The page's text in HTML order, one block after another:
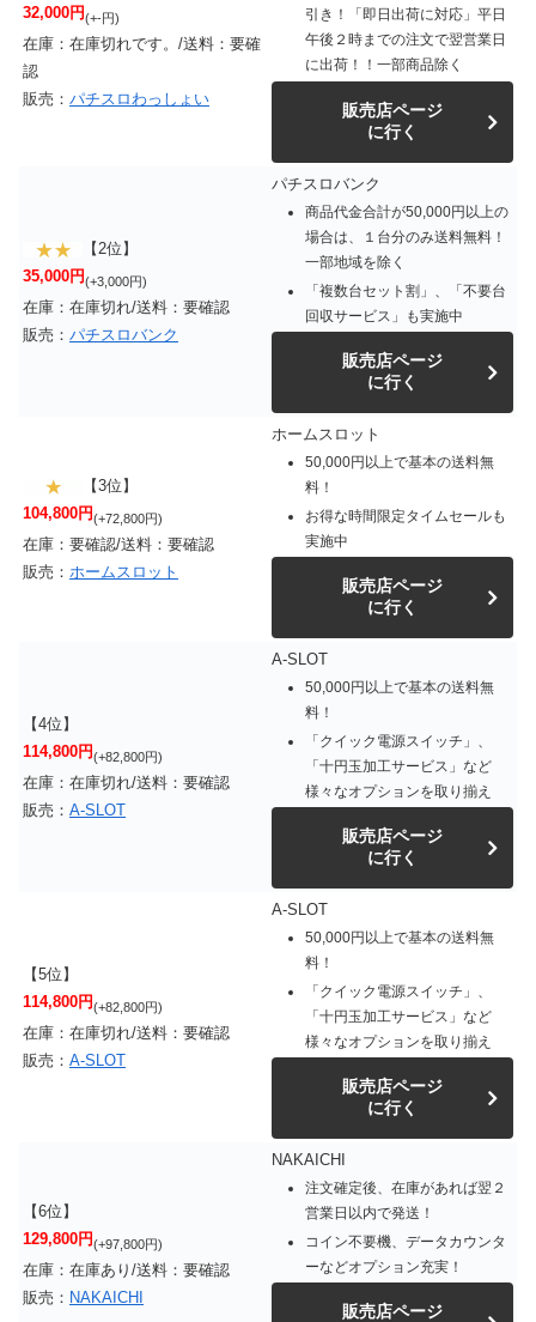
32,000円(+-円)
在庫：在庫切れです。/送料：要確
認
販売： パチスロわっしょい
引き！「即日出荷に対応」平日
午後２時までの注文で翌営業日
に出荷！！一部商品除く
販売店ページ
に行く
【2位】
35,000円(+3,000円)
在庫：在庫切れ/送料：要確認
販売： パチスロバンク
パチスロバンク
商品代金合計が50,000円以上の
場合は、１台分のみ送料無料！
一部地域を除く
「複数台セット割」、「不要台
回収サービス」も実施中
販売店ページ
に行く
【3位】
104,800円(+72,800円)
在庫：要確認/送料：要確認
販売： ホームスロット
ホームスロット
50,000円以上で基本の送料無
料！
お得な時間限定タイムセールも
実施中
販売店ページ
に行く
【4位】
114,800円(+82,800円)
在庫：在庫切れ/送料：要確認
販売： A-SLOT
A-SLOT
50,000円以上で基本の送料無
料！
「クイック電源スイッチ」、
「十円玉加工サービス」など
様々なオプションを取り揃え
販売店ページ
に行く
【5位】
114,800円(+82,800円)
在庫：在庫切れ/送料：要確認
販売： A-SLOT
A-SLOT
50,000円以上で基本の送料無
料！
「クイック電源スイッチ」、
「十円玉加工サービス」など
様々なオプションを取り揃え
販売店ページ
に行く
【6位】
129,800円(+97,800円)
在庫：在庫あり/送料：要確認
販売： NAKAICHI
NAKAICHI
注文確定後、在庫があれば翌２
営業日以内で発送！
コイン不要機、データカウンタ
ーなどオプション充実！
販売店ページ